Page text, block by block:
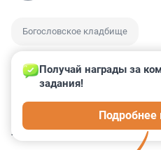
Богословское кладбище
КОММЕНТАРИИ 5
Получай награды за
задания!
Подробнее